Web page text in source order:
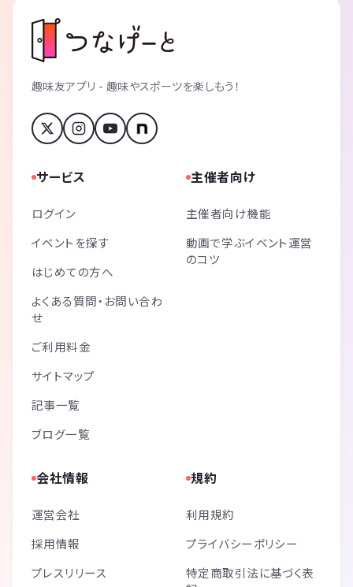
趣味友アプリ - 趣味やスポーツを楽しもう！
サービス
ログイン
イベントを探す
はじめての方へ
よくある質問・お問い合わ
せ
ご利用料金
サイトマップ
記事一覧
ブログ一覧
主催者向け
主催者向け機能
動画で学ぶイベント運営
のコツ
会社情報
運営会社
採用情報
プレスリリース
規約
利用規約
プライバシーポリシー
特定商取引法に基づく表